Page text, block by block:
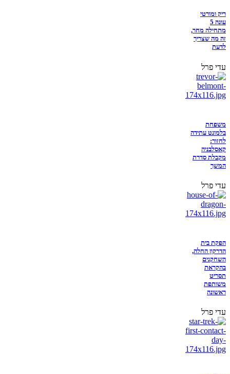
ריק ומורטי
עונה 5
מתחילה מחר,
זה מה שצריך
לדעת
עדי פרל
משפחת
בלמונט עתידה
לחזור:
קאסלבניה
מקבלת סדרת
המשך
עדי פרל
הפקת בית
הדרקון החלה,
השחקנים
בהקראת
תסריט
משותפת
ראשונה
עדי פרל